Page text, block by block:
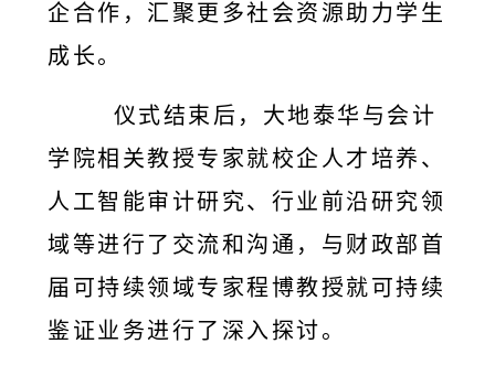
企合作，汇聚更多社会资源助力学生
成长。
仪式结束后，大地泰华与会计
学院相关教授专家就校企人才培养、
人工智能审计研究、行业前沿研究领
域等进行了交流和沟通，与财政部首
届可持续领域专家程博教授就可持续
鉴证业务进行了深入探讨。